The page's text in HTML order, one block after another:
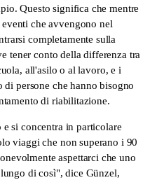
Questo significa che mentre
che avvengono nel
completamente sulla
tener conto della differenza tra
all'asilo o al lavoro, e i
persone che hanno bisogno
di riabilitazione.
si concentra in particolare
viaggi che non superano i 90
aspettarci che uno
di così", dice Günzel,